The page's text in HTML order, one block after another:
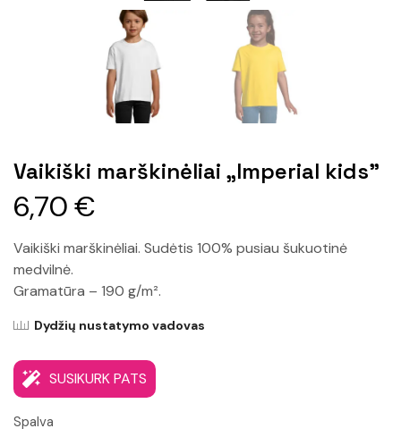
Vaikiški marškinėliai „Imperial kids”
6,70€
Vaikiški marškinėliai. Sudėtis 100% pusiau šukuotinė
medvilnė.
Gramatūra – 190 g/m².
Dydžių nustatymo vadovas
SUSIKURK PATS
Spalva